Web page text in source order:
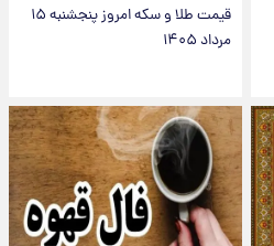
قیمت طلا و سکه امروز پنجشنبه ۱۵
مرداد ۱۴۰۵